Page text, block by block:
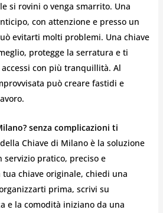
si rovini o venga smarrito. Una
con attenzione e presso un
evitarti molti problemi. Una chiave
protegge la serratura e ti
con più tranquillità. Al
può creare fastidi e
senza complicazioni ti
della Chiave di Milano è la soluzione
servizio pratico, preciso e
chiave originale, chiedi una
prima, scrivi su
e la comodità iniziano da una